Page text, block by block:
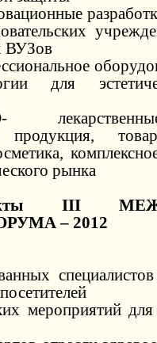
ВУЗов
для
продукция,
рынка
ІІІ
– 2012
мероприятий